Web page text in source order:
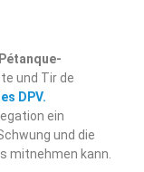
Pétanque-
und Tir de
DPV.
ein
und die
mitnehmen kann.